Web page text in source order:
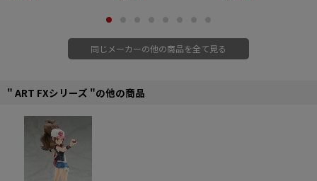
同じメーカーの他の商品を全て見る
" ART FXシリーズ "の他の商品